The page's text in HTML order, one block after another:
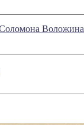
Воложина